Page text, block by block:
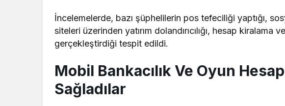
İncelemelerde, bazı şüphelilerin pos tefeciliği yaptığı,
siteleri üzerinden yatırım dolandırıcılığı, hesap kiralama ve
gerçekleştirdiği tespit edildi.
Mobil Bankacılık Ve Oyun
Sağladılar